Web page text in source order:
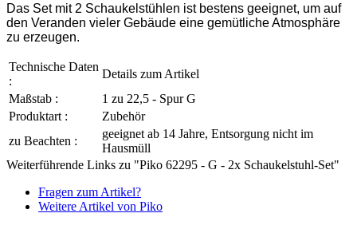
Das Set mit 2 Schaukelstühlen ist bestens geeignet, um auf
den Veranden vieler Gebäude eine gemütliche Atmosphäre
zu erzeugen.
Technische Daten
:
Details zum Artikel
Maßstab :
1 zu 22,5 - Spur G
Produktart :
Zubehör
zu Beachten :
geeignet ab 14 Jahre, Entsorgung nicht im
Hausmüll
Weiterführende Links zu "Piko 62295 - G - 2x Schaukelstuhl-Set"
Fragen zum Artikel?
Weitere Artikel von Piko